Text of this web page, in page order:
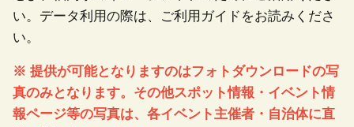
い。データ利用の際は、ご利用ガイドをお読みくださ
い。
※ 提供が可能となりますのはフォトダウンロードの写
真のみとなります。その他スポット情報・イベント情
報ページ等の写真は、各イベント主催者・自治体に直